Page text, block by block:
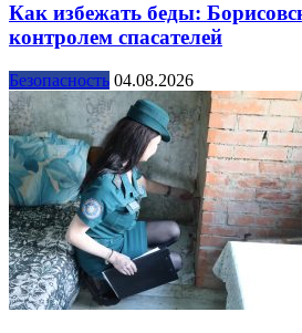
Как избежать беды:
контролем спасателей
Безопасность 04.08.2026